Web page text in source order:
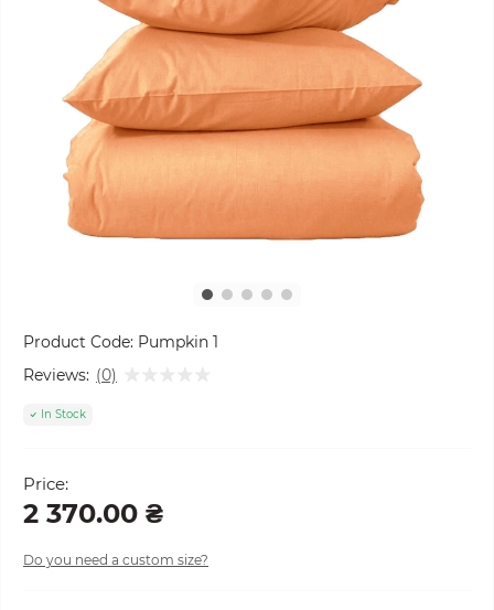
Product Code: Pumpkin 1
Reviews: (0)
In Stock
Price:
2 370.00 ₴
Do you need a custom size?